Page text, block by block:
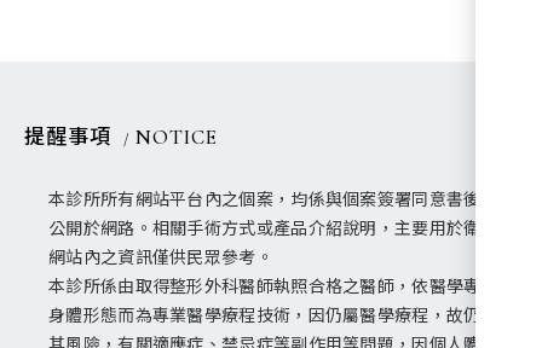
提醒事項 NOTICE
本診所所有網站平台內之個案，均係與個案簽署同意書後，始
公開於網路。相關手術方式或產品介紹說明，主要用於衛教，
網站內之資訊僅供民眾參考。
本診所係由取得整形外科醫師執照合格之醫師，依醫學專業就
身體形態而為專業醫學療程技術，因仍屬醫學療程，故仍均有